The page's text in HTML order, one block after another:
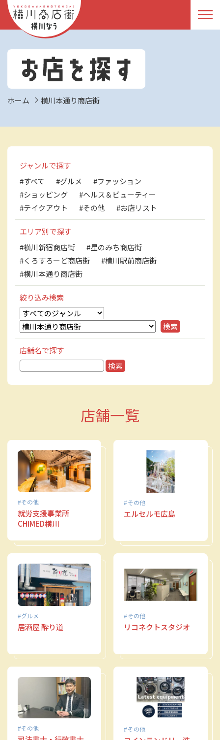
ホーム 横川本通り商店街
ジャンルで探す
#すべて
#グルメ
#ファッション
#ショッピング
#ヘルス＆ビューティー
#テイクアウト
#その他 #お店リスト
エリア別で探す
#横川新宿商店街
#星のみち商店街
#くろすろーど商店街
#横川駅前商店街
#横川本通り商店街
絞り込み検索
店舗名で探す
店舗一覧
その他
就労支援事業所
CHIMED横川
その他
エルセルモ広島
グルメ
居酒屋 酔り道
その他
リコネクトスタジオ
その他 その他